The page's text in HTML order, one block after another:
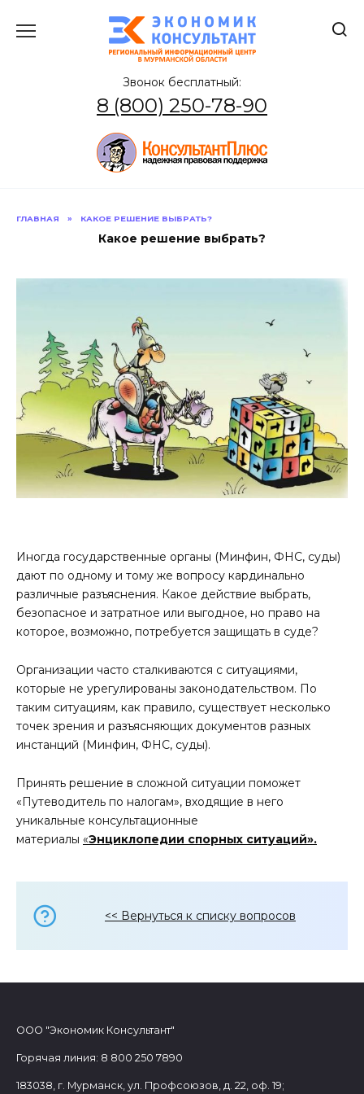
содержанию
Звонок бесплатный:
8 (800) 250-78-90
ГЛАВНАЯ » КАКОЕ РЕШЕНИЕ ВЫБРАТЬ?
Какое решение выбрать?
Иногда государственные органы (Минфин, ФНС, суды)
дают по одному и тому же вопросу кардинально
различные разъяснения. Какое действие выбрать,
безопасное и затратное или выгодное, но право на
которое, возможно, потребуется защищать в суде?
Организации часто сталкиваются с ситуациями,
которые не урегулированы законодательством. По
таким ситуациям, как правило, существует несколько
точек зрения и разъясняющих документов разных
инстанций (Минфин, ФНС, суды).
Принять решение в сложной ситуации поможет
«Путеводитель по налогам», входящие в него
уникальные консультационные
материалы «Энциклопедии спорных ситуаций».
<< Вернуться к списку вопросов
ООО "Экономик Консультант"
Горячая линия: 8 800 250 7890
183038, г. Мурманск, ул. Профсоюзов, д. 22, оф. 19;